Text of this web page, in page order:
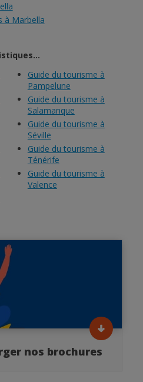
à Marbella
Guide du tourisme à
Pampelune
Guide du tourisme à
Salamanque
Guide du tourisme à
Séville
Guide du tourisme à
Ténérife
Guide du tourisme à
Valence
nos brochures